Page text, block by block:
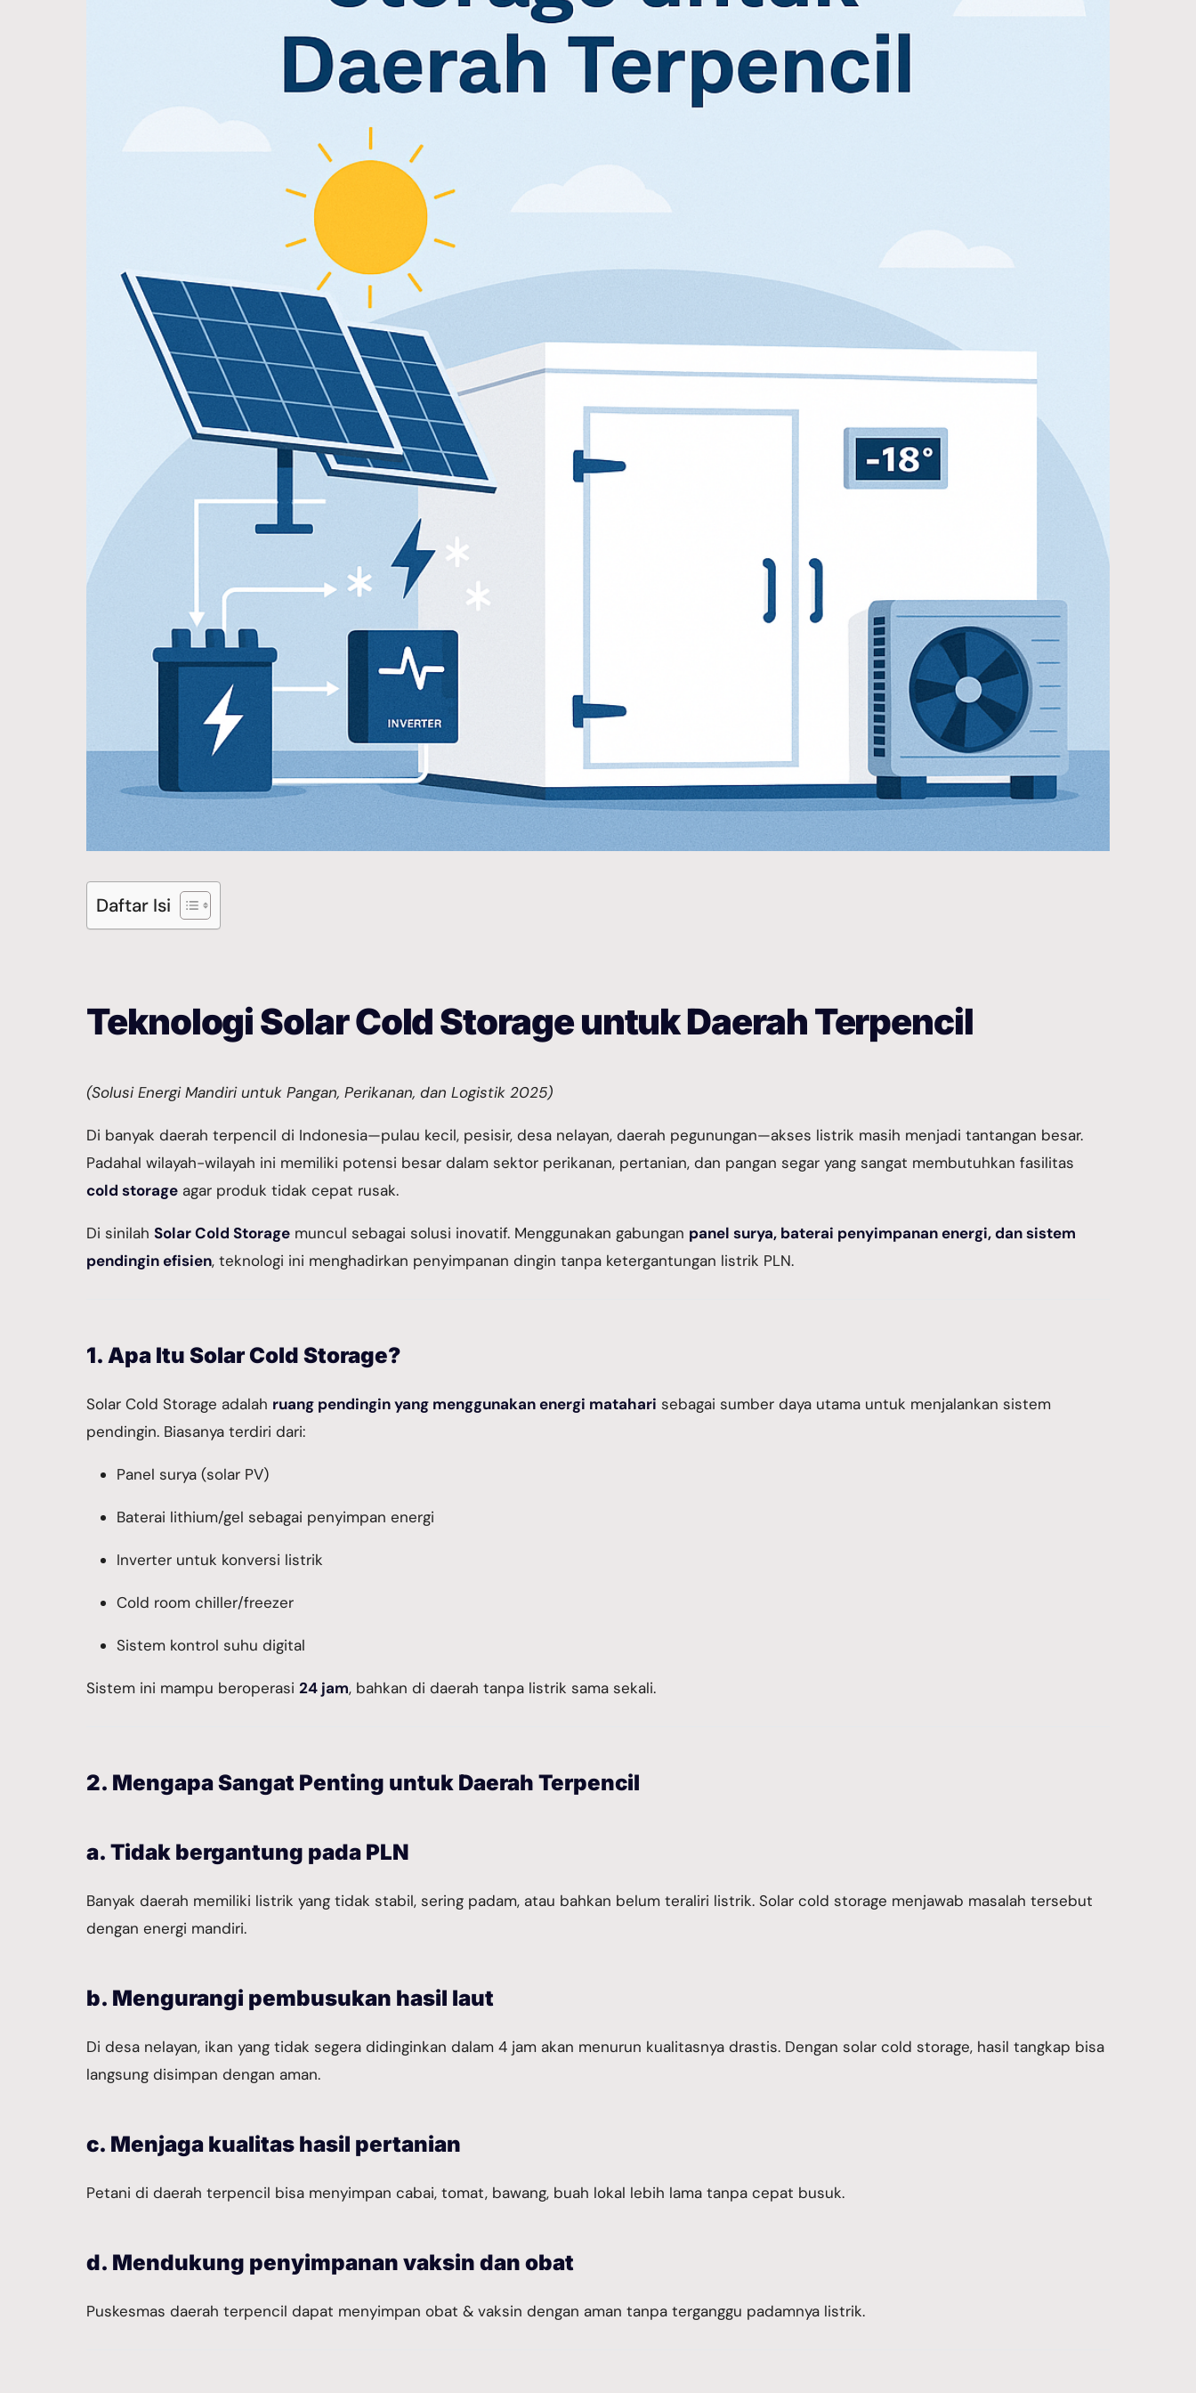
Daftar Isi
Teknologi Solar Cold Storage untuk Daerah Terpencil
(Solusi Energi Mandiri untuk Pangan, Perikanan, dan Logistik 2025)
Di banyak daerah terpencil di Indonesia—pulau kecil, pesisir, desa nelayan, daerah pegunungan—akses listrik masih menjadi tantangan besar.
Padahal wilayah-wilayah ini memiliki potensi besar dalam sektor perikanan, pertanian, dan pangan segar yang sangat membutuhkan fasilitas
cold storage agar produk tidak cepat rusak.
Di sinilah Solar Cold Storage muncul sebagai solusi inovatif. Menggunakan gabungan panel surya, baterai penyimpanan energi, dan sistem
pendingin efisien, teknologi ini menghadirkan penyimpanan dingin tanpa ketergantungan listrik PLN.
1. Apa Itu Solar Cold Storage?
Solar Cold Storage adalah ruang pendingin yang menggunakan energi matahari sebagai sumber daya utama untuk menjalankan sistem
pendingin. Biasanya terdiri dari:
Panel surya (solar PV)
Baterai lithium/gel sebagai penyimpan energi
Inverter untuk konversi listrik
Cold room chiller/freezer
Sistem kontrol suhu digital
Sistem ini mampu beroperasi 24 jam, bahkan di daerah tanpa listrik sama sekali.
2. Mengapa Sangat Penting untuk Daerah Terpencil
a. Tidak bergantung pada PLN
Banyak daerah memiliki listrik yang tidak stabil, sering padam, atau bahkan belum teraliri listrik. Solar cold storage menjawab masalah tersebut
dengan energi mandiri.
b. Mengurangi pembusukan hasil laut
Di desa nelayan, ikan yang tidak segera didinginkan dalam 4 jam akan menurun kualitasnya drastis. Dengan solar cold storage, hasil tangkap bisa
langsung disimpan dengan aman.
c. Menjaga kualitas hasil pertanian
Petani di daerah terpencil bisa menyimpan cabai, tomat, bawang, buah lokal lebih lama tanpa cepat busuk.
d. Mendukung penyimpanan vaksin dan obat
Puskesmas daerah terpencil dapat menyimpan obat & vaksin dengan aman tanpa terganggu padamnya listrik.